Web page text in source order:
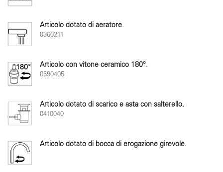
Articolo dotato di aeratore.
0360211
Articolo con vitone ceramico 180°.
0590405
Articolo dotato di scarico e asta con salterello.
0410040
Articolo dotato di bocca di erogazione girevole.